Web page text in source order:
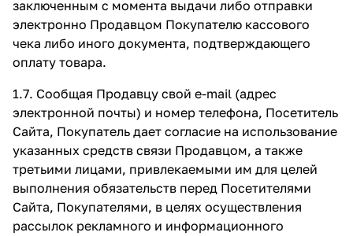
заключенным с момента выдачи либо отправки
электронно Продавцом Покупателю кассового
чека либо иного документа, подтверждающего
оплату товара.
1.7. Сообщая Продавцу свой e-mail (адрес
электронной почты) и номер телефона, Посетитель
Сайта, Покупатель дает согласие на использование
указанных средств связи Продавцом, а также
третьими лицами, привлекаемыми им для целей
выполнения обязательств перед Посетителями
Сайта, Покупателями, в целях осуществления
рассылок рекламного и информационного